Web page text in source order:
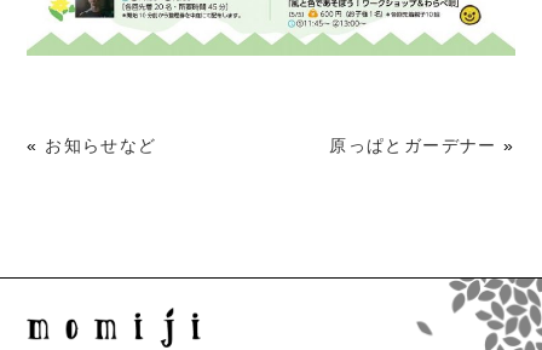
« お知らせなど 原っぱとガーデナー »